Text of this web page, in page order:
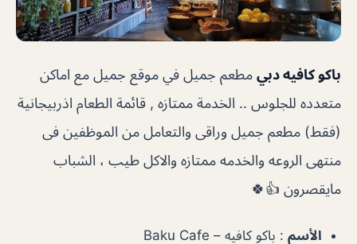
باكو كافيه دبي مطعم جميل في موقع جميل مع اماكن
متعدده للجلوس .. الخدمة ممتازه , قائمة الطعام اذربيجانية
(فقط) مطعم جميل وراقى والتعامل من الموظفين فى
منتهى الروعه والخدمه ممتازه والاكل طيب ، الشباب
مايقصرون 👍🍀
الأسم : باكو كافيه – Baku Cafe